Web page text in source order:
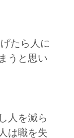
たら人に
うと思い
人を減ら
は職を失